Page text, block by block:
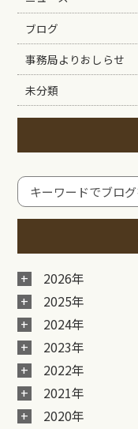
ブログ
事務局よりおしらせ
未分類
2026年
2025年
2024年
2023年
2022年
2021年
2020年